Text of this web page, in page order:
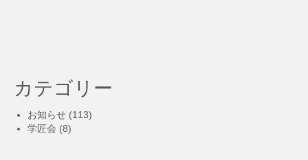
カテゴリー
お知らせ (113)
学匠会 (8)